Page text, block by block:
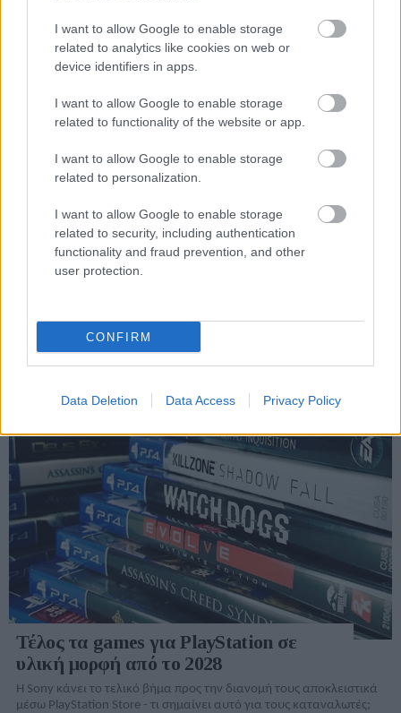
I want to allow Google to enable storage
related to analytics like cookies on web or
device identifiers in apps.
I want to allow Google to enable storage
related to functionality of the website or app.
I want to allow Google to enable storage
related to personalization.
I want to allow Google to enable storage
related to security, including authentication
functionality and fraud prevention, and other
user protection.
CONFIRM
Data Deletion Data Access Privacy Policy
Ο αντίκτυπος του τίτλου της Rockstar στην αγορά θα είναι εν τέλει
(και) αρνητικός, όλοι οι λόγοι
Τέλος τα games για PlayStation σε
υλική μορφή από το 2028
Η Sony κάνει το τελικό βήμα προς την διανομή τους αποκλειστικά
μέσω PlayStation Store - τι σημαίνει αυτό για τους καταναλωτές;